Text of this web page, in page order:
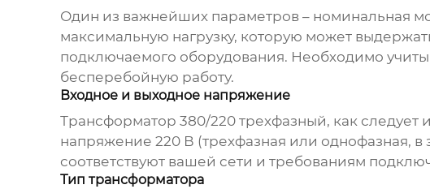
Один из важнейших параметров – номинальная
максимальную нагрузку, которую может
подключаемого оборудования. Необходимо
бесперебойную работу.
Входное и выходное напряжение
Трансформатор 380/220 трехфазный, как следует
напряжение 220 В (трехфазная или однофазная,
соответствуют вашей сети и требованиям
Тип трансформатора